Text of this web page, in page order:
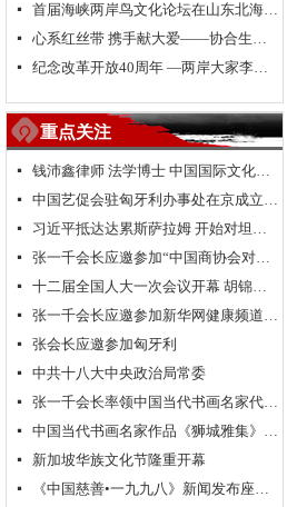
넷 首届海峡两岸鸟文化论坛在山东北海举行
넷 心系红丝带 携手献大爱——协合生物集团超级抗原免疫治疗助力“艾滋病防控”
넷 纪念改革开放40周年 —两岸大家李奇茂、单应桂书画作品交流展隆重开幕
重点关注
넷 钱沛鑫律师 法学博士 中国国际文化艺术交流促进会副会长
넷 中国艺促会驻匈牙利办事处在京成立签约仪式
넷 习近平抵达达累斯萨拉姆 开始对坦桑尼亚进行国事访问
넷 张一千会长应邀参加“中国商协会对欧投资促进联盟”项目座谈会
넷 十二届全国人大一次会议开幕 胡锦涛 习近平等出席
넷 张一千会长应邀参加新华网健康频道2013新春联谊会
넷 张会长应邀参加匈牙利
넷 中共十八大中央政治局常委
넷 张一千会长率领中国当代书画名家代表团拜访新加坡书法家协会
넷 中国当代书画名家作品《狮城雅集》新加坡特展
넷 新加坡华族文化节隆重开幕
넷 《中国慈善•一九九八》新闻发布座谈会在京举行